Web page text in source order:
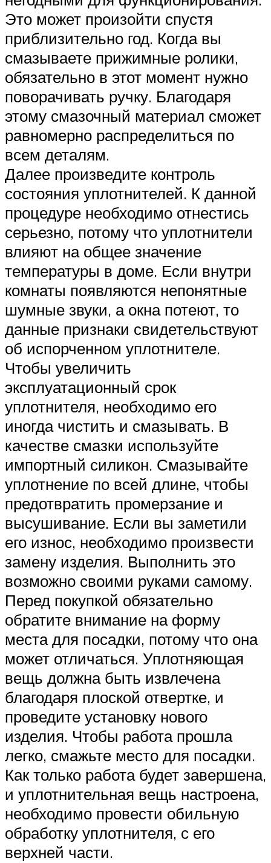
Это может произойти спустя
приблизительно год. Когда вы
смазываете прижимные ролики,
обязательно в этот момент нужно
поворачивать ручку. Благодаря
этому смазочный материал сможет
равномерно распределиться по
всем деталям.
Далее произведите контроль
состояния уплотнителей. К данной
процедуре необходимо отнестись
серьезно, потому что уплотнители
влияют на общее значение
температуры в доме. Если внутри
комнаты появляются непонятные
шумные звуки, а окна потеют, то
данные признаки свидетельствуют
об испорченном уплотнителе.
Чтобы увеличить
эксплуатационный срок
уплотнителя, необходимо его
иногда чистить и смазывать. В
качестве смазки используйте
импортный силикон. Смазывайте
уплотнение по всей длине, чтобы
предотвратить промерзание и
высушивание. Если вы заметили
его износ, необходимо произвести
замену изделия. Выполнить это
возможно своими руками самому.
Перед покупкой обязательно
обратите внимание на форму
места для посадки, потому что она
может отличаться. Уплотняющая
вещь должна быть извлечена
благодаря плоской отвертке, и
проведите установку нового
изделия. Чтобы работа прошла
легко, смажьте место для посадки.
Как только работа будет завершена,
и уплотнительная вещь настроена,
необходимо провести обильную
обработку уплотнителя, с его
верхней части.